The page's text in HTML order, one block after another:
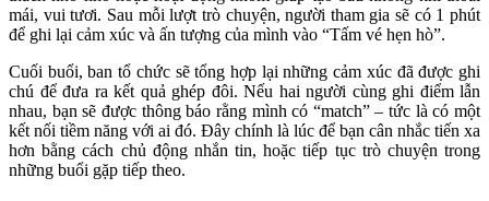
mái, vui tươi. Sau mỗi lượt trò chuyện, người tham gia sẽ có 1 phút
để ghi lại cảm xúc và ấn tượng của mình vào “Tấm vé hẹn hò”.
Cuối buổi, ban tổ chức sẽ tổng hợp lại những cảm xúc đã được ghi
chú để đưa ra kết quả ghép đôi. Nếu hai người cùng ghi điểm lẫn
nhau, bạn sẽ được thông báo rằng mình có “match” – tức là có một
kết nối tiềm năng với ai đó. Đây chính là lúc để bạn cân nhắc tiến xa
hơn bằng cách chủ động nhắn tin, hoặc tiếp tục trò chuyện trong
những buổi gặp tiếp theo.